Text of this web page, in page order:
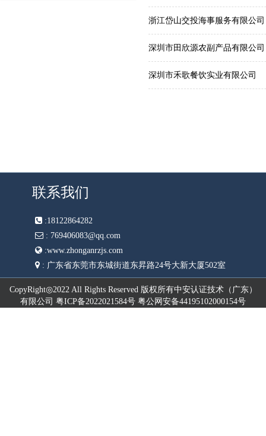
浙江岱山交投海事服务有限公司
深圳市田欣源农副产品有限公司
深圳市禾歌餐饮实业有限公司
联系我们
:18122864282
: 769406083@qq.com
:www.zhonganrzjs.com
: 广东省东莞市东城街道东昇路24号大新大厦502室
CopyRight◎2022 All Rights Reserved 版权所有中安认证技术（广东）
有限公司 粤ICP备2022021584号 粤公网安备44195102000154号